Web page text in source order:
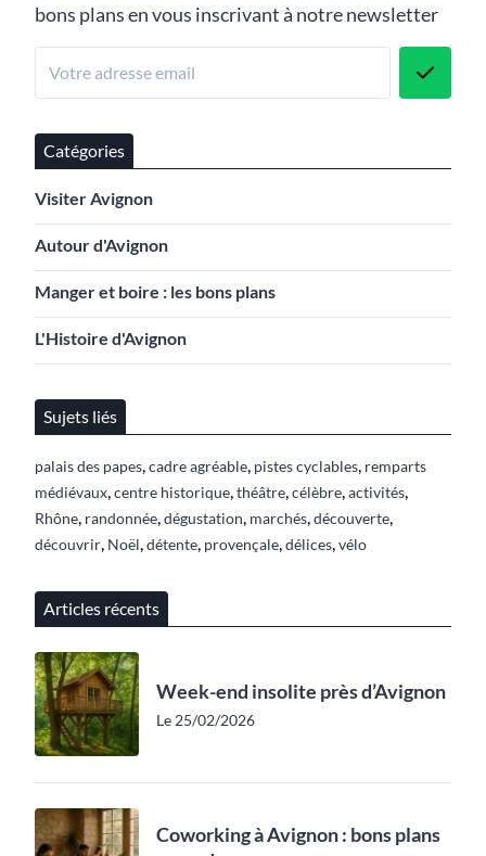
bons plans en vous inscrivant à notre newsletter
Catégories
Visiter Avignon
Autour d'Avignon
Manger et boire : les bons plans
L'Histoire d'Avignon
Sujets liés
palais des papes,cadre agréable, pistes cyclables, remparts
médiévaux,centre historique,théâtre,célèbre,activités,
Rhône, randonnée,dégustation, marchés,découverte,
découvrir, Noël,détente, provençale,délices,vélo
Articles récents
Week-end insolite près d’Avignon
Le 25/02/2026
Coworking à Avignon : bons plans